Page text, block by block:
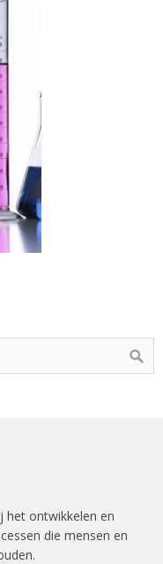
het ontwikkelen en
die mensen en